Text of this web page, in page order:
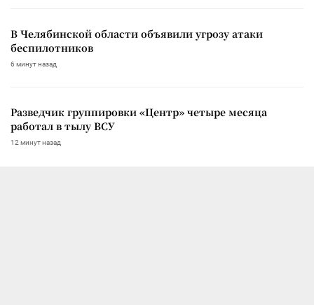
В Челябинской области объявили угрозу атаки
беспилотников
6 минут назад
Разведчик группировки «Центр» четыре месяца
работал в тылу ВСУ
12 минут назад